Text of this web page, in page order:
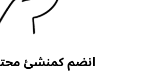
انضم كمنشئ محتوى